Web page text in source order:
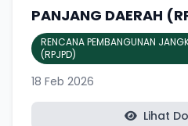
PANJANG DAERAH
RENCANA PEMBANGUNAN
(RPJPD)
18 Feb 2026
Lihat